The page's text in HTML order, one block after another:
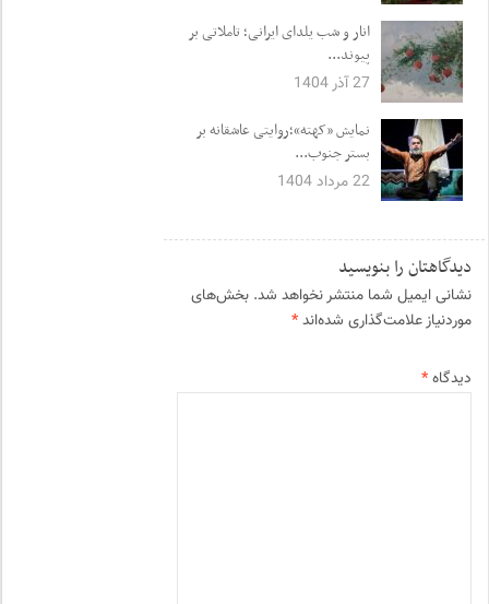
انار و شب یلدای ایرانی؛ تاملاتی بر
پیوند...
27 آذر 1404
نمایش «کهته»؛روایتی عاشقانه بر
بستر جنوب...
22 مرداد 1404
دیدگاهتان را بنویسید
نشانی ایمیل شما منتشر نخواهد شد. بخش‌های
موردنیاز علامت‌گذاری شده‌اند*
دیدگاه*